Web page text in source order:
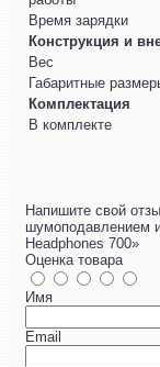
Время зарядки
Конструкция и
Вес
Габаритные
Комплектация
В комплекте
Напишите свой
шумоподавлением
Headphones 700»
Оценка товара
Имя
Email